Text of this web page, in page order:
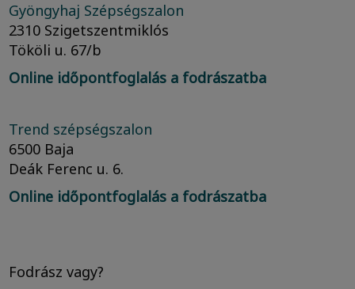
Gyöngyhaj Szépségszalon
2310 Szigetszentmiklós
Tököli u. 67/b
Online időpontfoglalás a fodrászatba
Trend szépségszalon
6500 Baja
Deák Ferenc u. 6.
Online időpontfoglalás a fodrászatba
Fodrász vagy?